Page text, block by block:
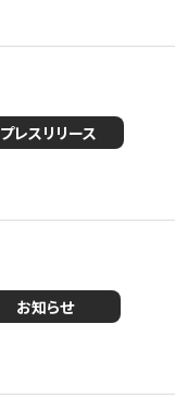
プレスリリース
お知らせ